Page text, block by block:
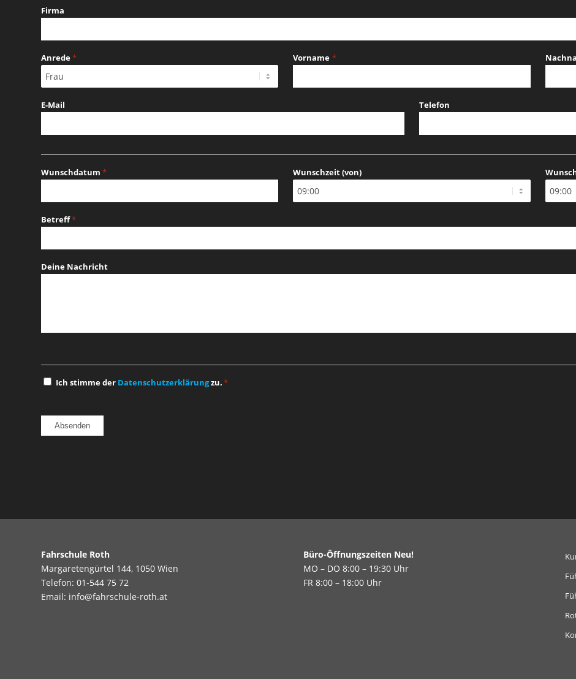
Firma
Anrede* Vorname *
E-Mail Telefon
Wunschdatum *
TT
JJJJ
Wunschzeit (von)
Betreff*
Deine Nachricht
Einwilligung
Ich stimme der Datenschutzerklärungzu.*
Fahrschule Roth
Margaretengürtel 144, 1050 Wien
Telefon: 01-544 75 72
Email: info@fahrschule-roth.at
Büro-Öffnungszeiten Neu!
MO – DO 8:00 – 19:30 Uhr
FR 8:00 – 18:00 Uhr